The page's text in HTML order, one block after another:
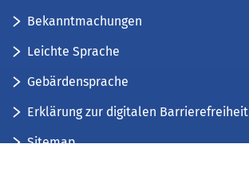
Bekanntmachungen
Leichte Sprache
Gebärdensprache
Erklärung zur digitalen Barrierefreiheit
Sitemap